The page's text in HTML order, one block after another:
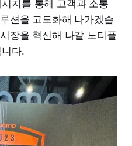
지를 통해 고객과 소통
션을 고도화해 나가겠습
장을 혁신해 나갈 노티플
다.